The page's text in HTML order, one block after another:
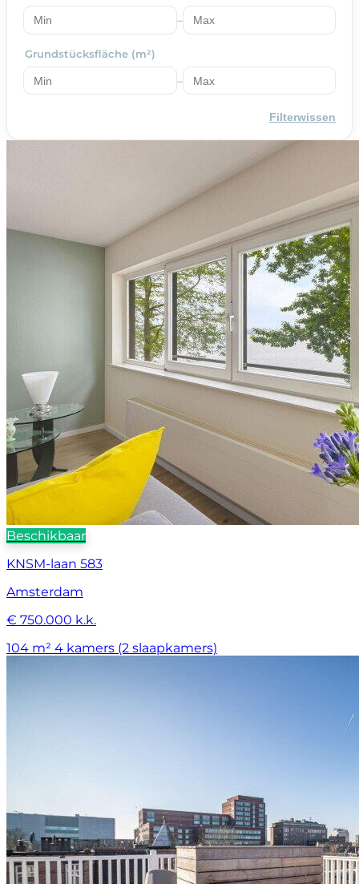
–
Grundstücksfläche (m²)
–
Filterwissen
Beschikbaar
KNSM-laan 583
Amsterdam
€ 750.000 k.k.
104 m² 4 kamers (2 slaapkamers)